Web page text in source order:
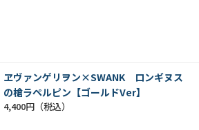
ヱヴァンゲリヲン×SWANK ロンギヌス
の槍ラペルピン【ゴールドVer】
4,400円